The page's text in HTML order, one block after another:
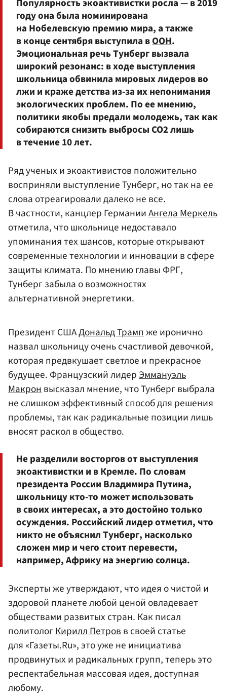
Популярность экоактивистки росла — в 2019
году она была номинирована
на Нобелевскую премию мира, а также
в конце сентября выступила вООН.
Эмоциональная речь Тунберг вызвала
широкий резонанс: в ходе выступления
школьница обвинила мировых лидеров во
лжи и краже детства из-за их непонимания
экологических проблем. По ее мнению,
политики якобы предали молодежь, так как
собираются снизить выбросы СО2 лишь
в течение 10 лет.
Ряд ученых и экоактивистов положительно
восприняли выступление Тунберг, но так на ее
слова отреагировали далеко не все.
В частности, канцлер ГерманииАнгела Меркель
отметила, что школьнице недоставало
упоминания тех шансов, которые открывают
современные технологии и инновации в сфере
защиты климата. По мнению главы ФРГ,
Тунберг забыла о возможностях
альтернативной энергетики.
Президент СШАДональд Трампже иронично
назвал школьницу очень счастливой девочкой,
которая предвкушает светлое и прекрасное
будущее. Французский лидерЭммануэль
Макронвысказал мнение, что Тунберг выбрала
не слишком эффективный способ для решения
проблемы, так как радикальные позиции лишь
вносят раскол в общество.
Не разделили восторгов от выступления
экоактивистки и в Кремле. По словам
президента России Владимира Путина,
школьницу кто-то может использовать
в своих интересах, а это достойно только
осуждения. Российский лидер отметил, что
никто не объяснил Тунберг, насколько
сложен мир и чего стоит перевести,
например, Африку на энергию солнца.
Эксперты же утверждают, что идея о чистой и
здоровой планете любой ценой овладевает
обществами развитых стран. Как писал
политологКирилл Петровв своей статье
для «Газеты.Ru», это уже не инициатива
продвинутых и радикальных групп, теперь это
респектабельная массовая идея, доступная
любому.